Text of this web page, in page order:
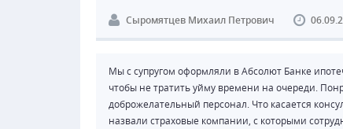
Сыромятцев Михаил Петрович
Мы с супругом оформляли в Абсолют Банке
чтобы не тратить уйму времени на очереди.
доброжелательный персонал. Что касается
назвали страховые компании, с которыми